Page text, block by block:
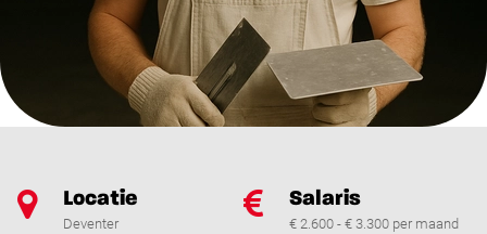
Locatie
Deventer
Salaris
€ 2.600 - € 3.300 per maand